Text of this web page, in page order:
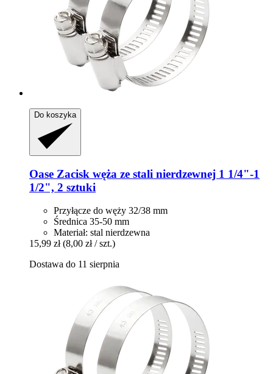
Do koszyka
Oase Zacisk węża ze stali nierdzewnej 1 1/4"-​1
1/2", 2 sztuki
Przyłącze do węży 32/38 mm
Średnica 35-50 mm
Materiał: stal nierdzewna
15,99 zł (8,00 zł / szt.)
Dostawa do 11 sierpnia